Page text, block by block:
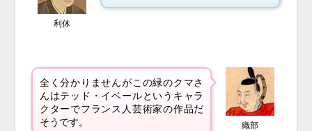
利休
全く分かりませんがこの緑のクマさ
んはテッド・イベールというキャラ
クターでフランス人芸術家の作品だ
そうです。
織部